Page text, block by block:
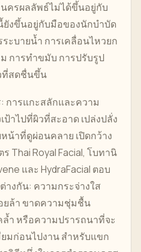
ครผลลัพธ์ไม่ได้ขึ้นอยู่กับ
ยังขึ้นอยู่กับมือของนักบำบัด
ะบายน้ำ การเคลื่อนไหวยก
การทำขมับ การปรับรูป
ที่สดชื่นขึ้น
การแกะสลักและความ
ป้าไปที่ผิวที่สะอาด เปล่งปลั่ง
น้าที่ดูผ่อนคลาย เปิดกว้าง
Thai Royal Facial, โบทานิ
และ HydraFacial ตอบ
งกัน: ความกระจ่างใส
ยล้า ขาดความชุ่มชื้น
ำ หรือความปรารถนาที่จะ
มก่อนไปงาน สำหรับแขก